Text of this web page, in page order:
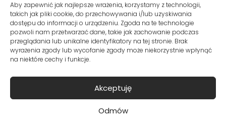
Aby zapewnić jak najlepsze wrażenia, korzystamy z technologii,
takich jak pliki cookie, do przechowywania i/lub uzyskiwania
dostępu do informacji o urządzeniu. Zgoda na te technologie
pozwoli nam przetwarzać dane, takie jak zachowanie podczas
przeglądania lub unikalne identyfikatory na tej stronie. Brak
wyrażenia zgody lub wycofanie zgody może niekorzystnie wpłynąć
na niektóre cechy i funkcje.
Akceptuję
Odmów
Bezpieczne płatności:
© Copyright VITO VERGELIS® Sklep internetowy z odzieżą damską